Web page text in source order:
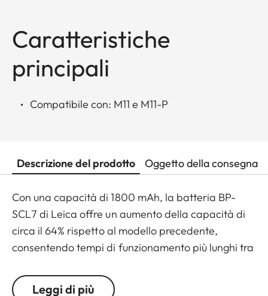
Caratteristiche
principali
Compatibile con: M11 e M11-P
Descrizione del prodotto Oggetto della consegna
Con una capacità di 1800 mAh, la batteria BP-
SCL7 di Leica offre un aumento della capacità di
circa il 64% rispetto al modello precedente,
consentendo tempi di funzionamento più lunghi tra
più rapida. Il risultato: le massime prestazioni della
Leggi di più